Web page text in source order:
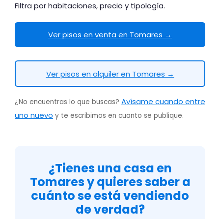
Filtra por habitaciones, precio y tipología.
Ver pisos en venta en Tomares →
Ver pisos en alquiler en Tomares →
¿No encuentras lo que buscas? Avísame cuando entre
uno nuevo y te escribimos en cuanto se publique.
¿Tienes una casa en
Tomares y quieres saber a
cuánto se está vendiendo
de verdad?